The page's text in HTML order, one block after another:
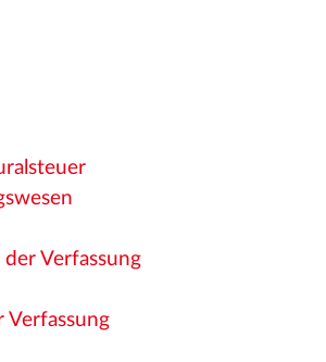
Verfassung
Verfassung